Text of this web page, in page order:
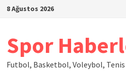
İçeriğe
8 Ağustos 2026
Spor
Futbol, Basketbol, Voleybol, Tenis